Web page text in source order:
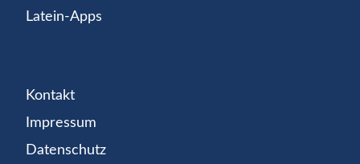
Latein-Apps
Kontakt
Impressum
Datenschutz